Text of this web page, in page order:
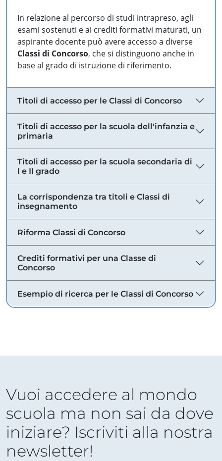
In relazione al percorso di studi intrapreso, agli
esami sostenuti e ai crediti formativi maturati, un
aspirante docente può avere accesso a diverse
Classi di Concorso, che si distinguono anche in
base al grado di istruzione di riferimento.
Titoli di accesso per le Classi di Concorso
Titoli di accesso per la scuola dell'infanzia e
primaria
Titoli di accesso per la scuola secondaria di
I e II grado
La corrispondenza tra titoli e Classi di
insegnamento
Riforma Classi di Concorso
Crediti formativi per una Classe di
Concorso
Esempio di ricerca per le Classi di Concorso
Vuoi accedere al mondo
scuola ma non sai da dove
iniziare? Iscriviti alla nostra
newsletter!